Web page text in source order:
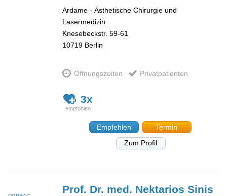
Ardame - Ästhetische Chirurgie und
Lasermedizin
Knesebeckstr. 59-61
10719 Berlin
Öffnungszeiten Privatpatienten
3x
Empfehlen
Termin
Zum Profil
Prof. Dr. med. NektariosSinis